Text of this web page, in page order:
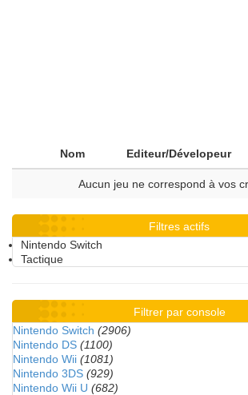
Nom Editeur/Dévelopeur
Aucun jeu ne correspond à vos
Filtres actifs
Nintendo Switch
Tactique
Filtrer par console
Nintendo Switch (2906)
Nintendo DS (1100)
Nintendo Wii (1081)
Nintendo 3DS (929)
Nintendo Wii U (682)